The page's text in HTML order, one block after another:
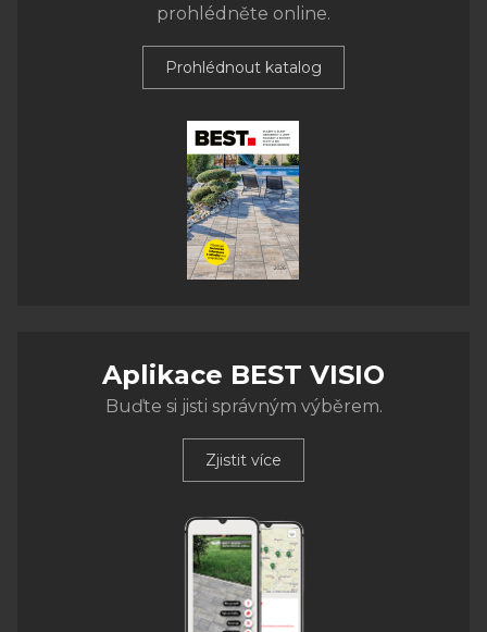
prohlédněte online.
Prohlédnout katalog
Aplikace BEST VISIO
Buďte si jisti správným výběrem.
Zjistit více